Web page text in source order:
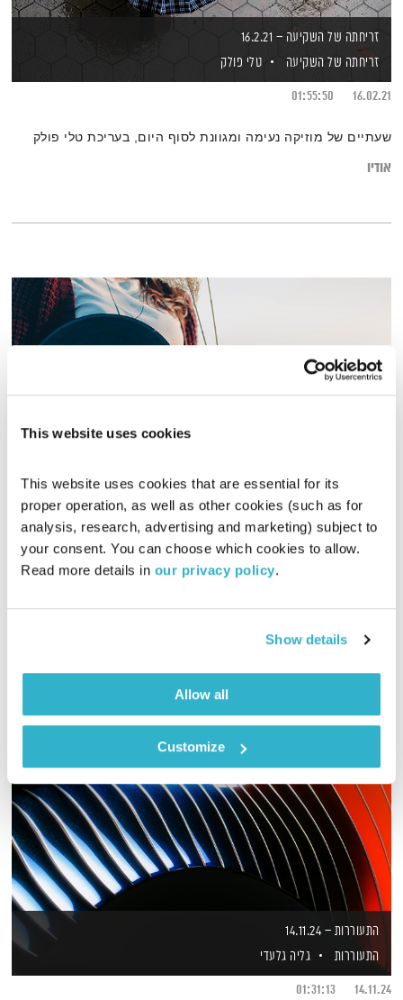
This website uses cookies
This website uses cookies that are essential for its
proper operation, as well as other cookies (such as for
analysis, research, advertising and marketing) subject to
your consent. You can choose which cookies to allow.
Read more details in our privacy policy.
Show details
Allow all
Customize
זריחתה של השקיעה – 16.2.21
זריחתה של השקיעה
טלי פולק
16.02.21
01:55:50
שעתיים של מוזיקה נעימה ומגוונת לסוף היום, בעריכת טלי פולק
אודיו
המחסן של יוסי בבליקי – 12.11.20
המחסן של יוסי בבליקי
רובן להבויוסי בבליקי
12.11.20
02:00:10
אודיו
התעוררות – 14.11.24
התעוררות
גליה גלעדי
14.11.24
01:31:13